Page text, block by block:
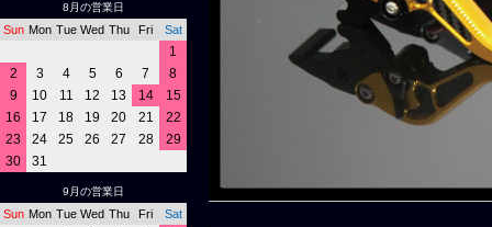
8月の営業日
Sun Mon Tue Wed Thu Fri Sat
1
2
3 4 5 6 7
8
9
10 11 12 13 14
15
16
17 18 19 20 21
22
23
24 25 26 27 28
29
30
31
9月の営業日
Sun Mon Tue Wed Thu Fri Sat